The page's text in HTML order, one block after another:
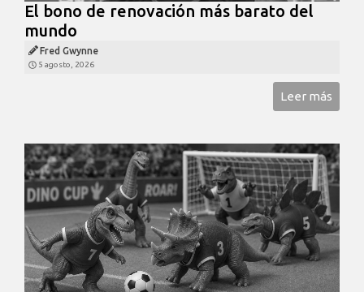
El bono de renovación más barato del
mundo
Fred Gwynne
5 agosto, 2026
Leer más